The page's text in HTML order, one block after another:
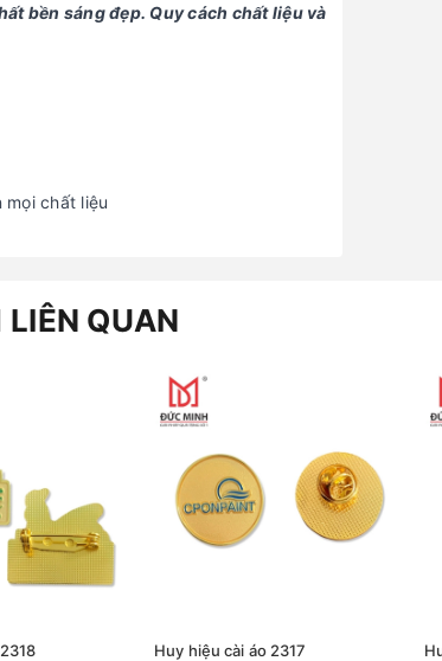
bền sáng đẹp. Quy cách chất liệu và
chất liệu
QUAN
Huy hiệu cài áo 2317